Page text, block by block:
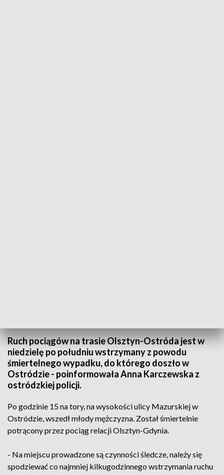
Ruch pociągów na trasie Olsztyn-Ostróda jest w
niedzielę po południu wstrzymany z powodu
śmiertelnego wypadku, do którego doszło w
Ostródzie - poinformowała Anna Karczewska z
ostródzkiej policji.
Po godzinie 15 na tory, na wysokości ulicy Mazurskiej w
Ostródzie, wszedł młody mężczyzna. Został śmiertelnie
potrącony przez pociąg relacji Olsztyn-Gdynia.
- Na miejscu prowadzone są czynności śledcze, należy się
spodziewać co najmniej kilkugodzinnego wstrzymania ruchu